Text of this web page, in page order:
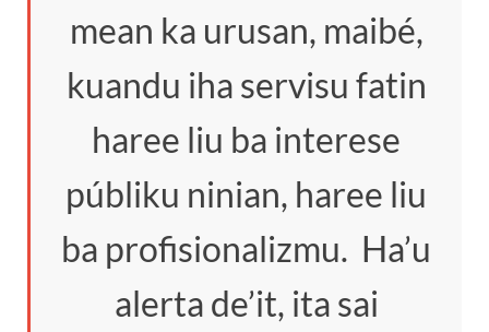
mean ka urusan, maibé,
kuandu iha servisu fatin
haree liu ba interese
públiku ninian, haree liu
ba profisionalizmu. Ha’u
alerta de’it, ita sai